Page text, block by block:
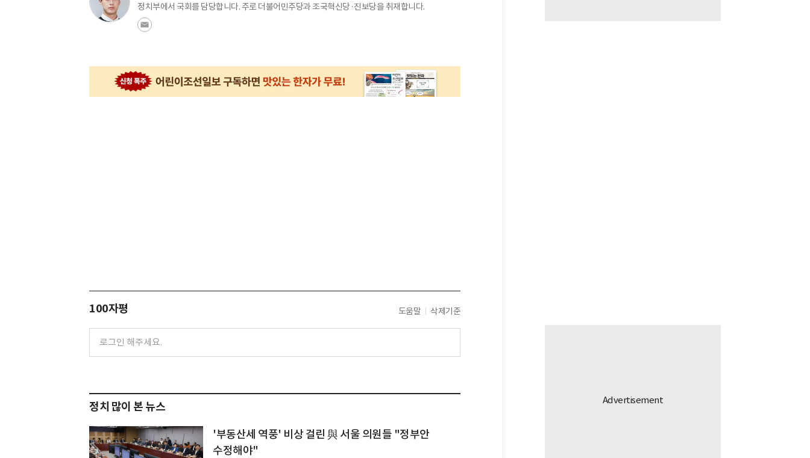
정치부에서 국회를 담당합니다. 주로 더불어민주당과 조국혁신당·진보당을 취재합니다.
100자평 도움말 삭제기준
정치 많이 본 뉴스
'부동산세 역풍' 비상 걸린 與 서울 의원들 "정부안
수정해야"